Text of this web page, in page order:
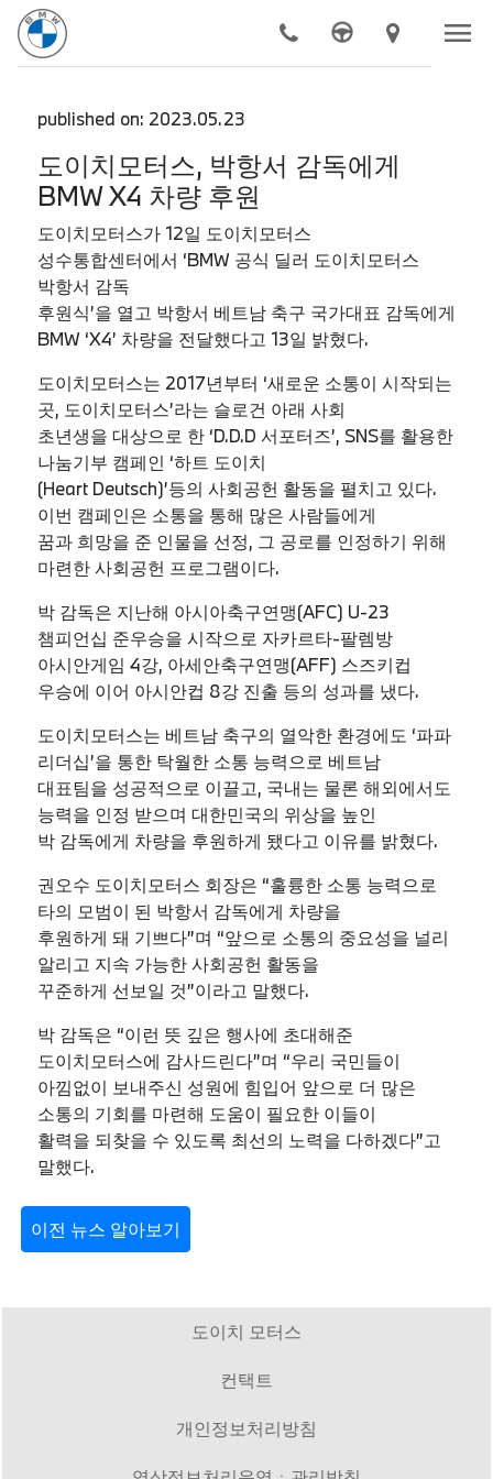
모델
전기차
구매하기
BMW 공식 서비스
더 알아보기 chevron_right
도이치 모터스
menu
published on: 2023.05.23
도이치모터스, 박항서 감독에게
BMW X4 차량 후원
도이치모터스가 12일 도이치모터스
성수통합센터에서 ‘BMW 공식 딜러 도이치모터스
박항서 감독
후원식’을 열고 박항서 베트남 축구 국가대표 감독에게
BMW ‘X4’ 차량을 전달했다고 13일 밝혔다.
도이치모터스는 2017년부터 ‘새로운 소통이 시작되는
곳, 도이치모터스’라는 슬로건 아래 사회
초년생을 대상으로 한 ‘D.D.D 서포터즈’, SNS를 활용한
나눔기부 캠페인 ‘하트 도이치
(Heart Deutsch)’등의 사회공헌 활동을 펼치고 있다.
이번 캠페인은 소통을 통해 많은 사람들에게
꿈과 희망을 준 인물을 선정, 그 공로를 인정하기 위해
마련한 사회공헌 프로그램이다.
박 감독은 지난해 아시아축구연맹(AFC) U-23
챔피언십 준우승을 시작으로 자카르타-팔렘방
아시안게임 4강, 아세안축구연맹(AFF) 스즈키컵
우승에 이어 아시안컵 8강 진출 등의 성과를 냈다.
도이치모터스는 베트남 축구의 열악한 환경에도 ‘파파
리더십’을 통한 탁월한 소통 능력으로 베트남
대표팀을 성공적으로 이끌고, 국내는 물론 해외에서도
능력을 인정 받으며 대한민국의 위상을 높인
박 감독에게 차량을 후원하게 됐다고 이유를 밝혔다.
권오수 도이치모터스 회장은 “훌륭한 소통 능력으로
타의 모범이 된 박항서 감독에게 차량을
후원하게 돼 기쁘다”며 “앞으로 소통의 중요성을 널리
알리고 지속 가능한 사회공헌 활동을
꾸준하게 선보일 것”이라고 말했다.
박 감독은 “이런 뜻 깊은 행사에 초대해준
도이치모터스에 감사드린다”며 “우리 국민들이
아낌없이 보내주신 성원에 힘입어 앞으로 더 많은
소통의 기회를 마련해 도움이 필요한 이들이
활력을 되찾을 수 있도록 최선의 노력을 다하겠다”고
말했다.
이전 뉴스 알아보기
도이치 모터스
컨택트
개인정보처리방침